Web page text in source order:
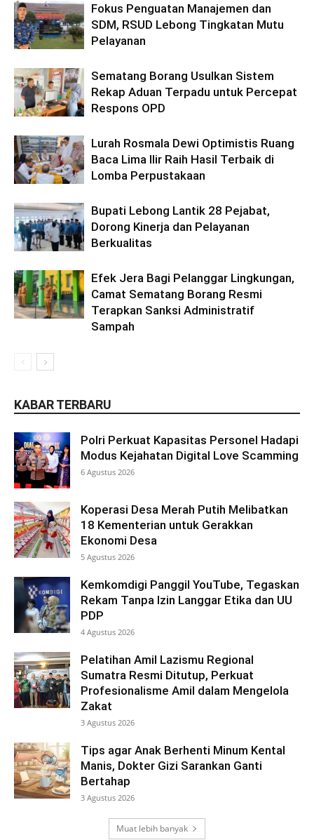
Fokus Penguatan Manajemen dan
SDM, RSUD Lebong Tingkatan Mutu
Pelayanan
Sematang Borang Usulkan Sistem
Rekap Aduan Terpadu untuk Percepat
Respons OPD
Lurah Rosmala Dewi Optimistis Ruang
Baca Lima Ilir Raih Hasil Terbaik di
Lomba Perpustakaan
Bupati Lebong Lantik 28 Pejabat,
Dorong Kinerja dan Pelayanan
Berkualitas
Efek Jera Bagi Pelanggar Lingkungan,
Camat Sematang Borang Resmi
Terapkan Sanksi Administratif
Sampah
KABAR TERBARU
Polri Perkuat Kapasitas Personel Hadapi
Modus Kejahatan Digital Love Scamming
6 Agustus 2026
Koperasi Desa Merah Putih Melibatkan
18 Kementerian untuk Gerakkan
Ekonomi Desa
5 Agustus 2026
Kemkomdigi Panggil YouTube, Tegaskan
Rekam Tanpa Izin Langgar Etika dan UU
PDP
4 Agustus 2026
Pelatihan Amil Lazismu Regional
Sumatra Resmi Ditutup, Perkuat
Profesionalisme Amil dalam Mengelola
Zakat
3 Agustus 2026
Tips agar Anak Berhenti Minum Kental
Manis, Dokter Gizi Sarankan Ganti
Bertahap
3 Agustus 2026
Muat lebih banyak